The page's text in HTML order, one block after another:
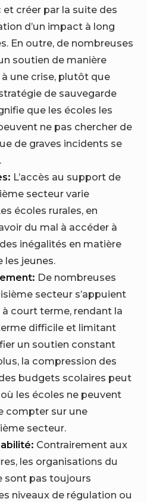
créer par la suite des
d’un impact à long
En outre, de nombreuses
soutien de manière
une crise, plutôt que
de sauvegarde
que les écoles les
ne pas chercher de
de graves incidents se
L’accès au support de
secteur varie
écoles rurales, en
du mal à accéder à
inégalités en matière
jeunes.
De nombreuses
secteur s’appuient
court terme, rendant la
difficile et limitant
un soutien constant
la compression des
budgets scolaires peut
les écoles ne peuvent
compter sur une
secteur.
Contrairement aux
les organisations du
sont pas toujours
niveaux de régulation ou